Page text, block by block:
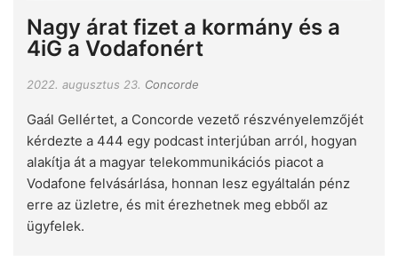
Nagy árat fizet a kormány és a
4iG a Vodafonért
2022. augusztus 23. Concorde
Gaál Gellértet, a Concorde vezető részvényelemzőjét
kérdezte a 444 egy podcast interjúban arról, hogyan
alakítja át a magyar telekommunikációs piacot a
Vodafone felvásárlása, honnan lesz egyáltalán pénz
erre az üzletre, és mit érezhetnek meg ebből az
ügyfelek.